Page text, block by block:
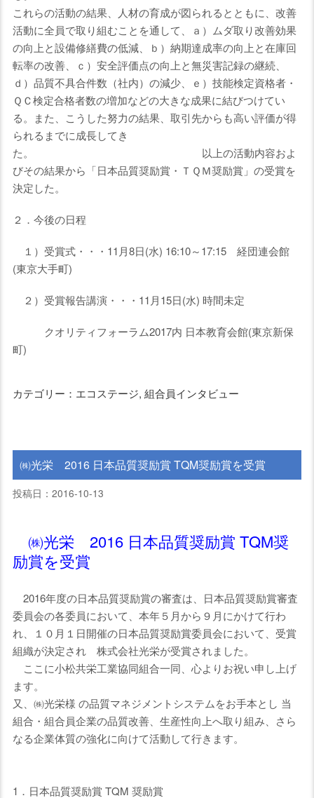
これらの活動の結果、人材の育成が図られるとともに、改善
活動に全員で取り組むことを通して、ａ）ムダ取り改善効果
の向上と設備修繕費の低減、ｂ）納期達成率の向上と在庫回
転率の改善、ｃ）安全評価点の向上と無災害記録の継続、
ｄ）品質不具合件数（社内）の減少、ｅ）技能検定資格者・
ＱＣ検定合格者数の増加などの大きな成果に結びつけてい
る。また、こうした努力の結果、取引先からも高い評価が得
られるまでに成長してき
た。 以上の活動内容およ
びその結果から「日本品質奨励賞・ＴＱＭ奨励賞」の受賞を
決定した。
２．今後の日程
１）受賞式・・・11月8日(水) 16:10～17:15 経団連会館
(東京大手町)
２）受賞報告講演・・・11月15日(水) 時間未定
クオリティフォーラム2017内 日本教育会館(東京新保
カテゴリー：エコステージ, 組合員インタビュー
㈱光栄 2016 日本品質奨励賞 TQM奨励賞を受賞
投稿日：2016-10-13
㈱光栄 2016 日本品質奨励賞 TQM奨
励賞を受賞
2016年度の日本品質奨励賞の審査は、日本品質奨励賞審査
委員会の各委員において、本年５月から９月にかけて行わ
れ、１０月１日開催の日本品質奨励賞委員会において、受賞
組織が決定され 株式会社光栄が受賞されました。
ここに小松共栄工業協同組合一同、心よりお祝い申し上げ
ます。
又、㈱光栄様 の品質マネジメントシステムをお手本とし 当
組合・組合員企業の品質改善、生産性向上へ取り組み、さら
なる企業体質の強化に向けて活動して行きます。
1．日本品質奨励賞 TQM 奨励賞